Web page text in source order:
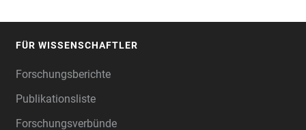
FÜR WISSENSCHAFTLER
Forschungsberichte
Publikationsliste
Forschungsverbünde